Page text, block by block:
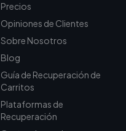
Precios
Opiniones de Clientes
Sobre Nosotros
Blog
Guía de Recuperación de
Carritos
Plataformas de
Recuperación